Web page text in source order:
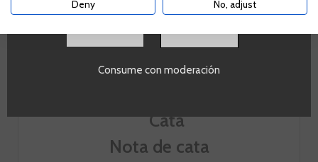
Nota de cata
Consume con moderación
Deny No, adjust